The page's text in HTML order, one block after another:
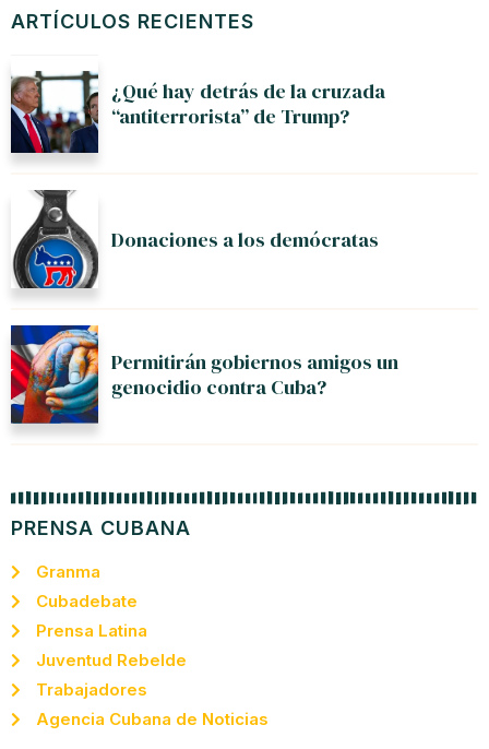
ARTÍCULOS RECIENTES
¿Qué hay detrás de la cruzada
“antiterrorista” de Trump?
Donaciones a los demócratas
Permitirán gobiernos amigos un
genocidio contra Cuba?
PRENSA CUBANA
Granma
Cubadebate
Prensa Latina
Juventud Rebelde
Trabajadores
Agencia Cubana de Noticias